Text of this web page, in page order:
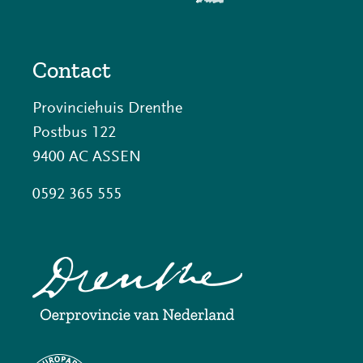
Contact
Provinciehuis Drenthe
Postbus 122
9400 AC ASSEN
0592 365 555